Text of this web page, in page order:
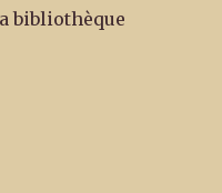
bibliothèque